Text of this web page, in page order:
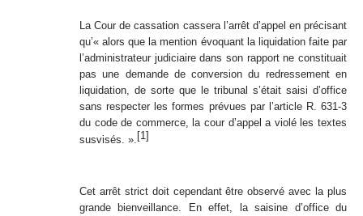
La Cour de cassation cassera l’arrêt d’appel en précisant
qu’« alors que la mention évoquant la liquidation faite par
l’administrateur judiciaire dans son rapport ne constituait
pas une demande de conversion du redressement en
liquidation, de sorte que le tribunal s’était saisi d’office
sans respecter les formes prévues par l’article R. 631-3
du code de commerce, la cour d’appel a violé les textes
susvisés. ». [1]
Cet arrêt strict doit cependant être observé avec la plus
grande bienveillance. En effet, la saisine d’office du